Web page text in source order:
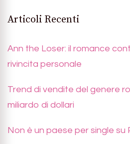
Articoli Recenti
Ann the Loser: il romance
rivincita personale
Trend di vendite del genere
miliardo di dollari
Non è un paese per single su